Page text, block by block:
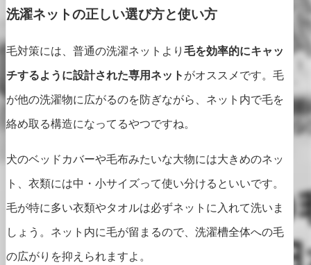
洗濯ネットの正しい選び方と使い方
毛対策には、普通の洗濯ネットより 毛を効率的にキャッ
チするように設計された専用ネット がオススメです。毛
が他の洗濯物に広がるのを防ぎながら、ネット内で毛を
絡め取る構造になってるやつですね。
犬のベッドカバーや毛布みたいな大物には大きめのネッ
ト、衣類には中・小サイズって使い分けるといいです。
毛が特に多い衣類やタオルは必ずネットに入れて洗いま
しょう。ネット内に毛が留まるので、洗濯槽全体への毛
の広がりを抑えられますよ。